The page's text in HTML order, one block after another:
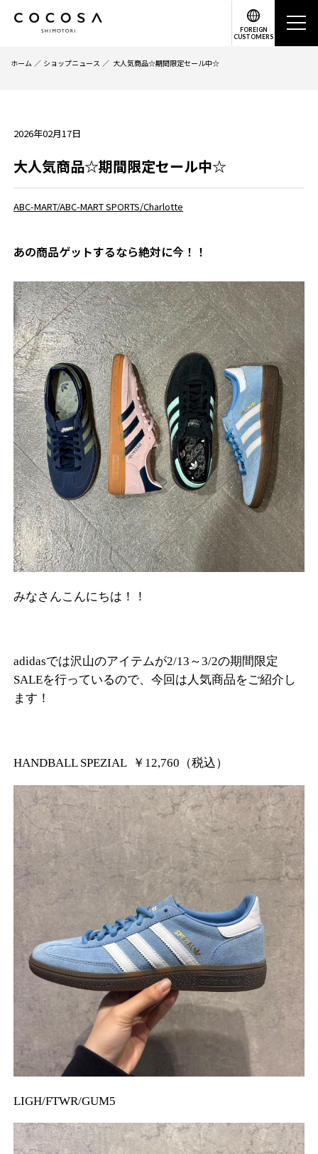
FOREIGN
CUSTOMERS
ホーム ショップニュース 大人気商品☆期間限定セール中☆
2026年02月17日
大人気商品☆期間限定セール中☆
ABC-MART/ABC-MART SPORTS/Charlotte
あの商品ゲットするなら絶対に今！！
みなさんこんにちは！！
adidasでは沢山のアイテムが2/13～3/2の期間限定
SALEを行っているので、今回は人気商品をご紹介し
ます！
HANDBALL SPEZIAL ￥12,760（税込）
LIGH/FTWR/GUM5